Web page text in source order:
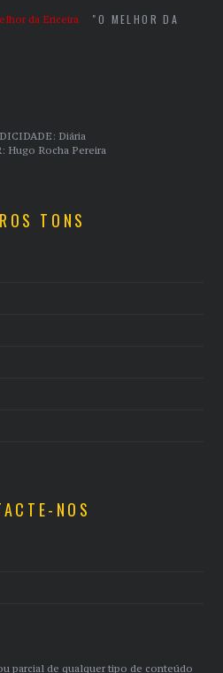
"O MELHOR DA
Diária
Hugo Rocha Pereira
TONS
NOS
parcial de qualquer tipo de conteúdo